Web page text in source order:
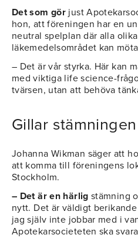
Det som gör just
hon, att föreningen har en
neutral spelplan där alla
läkemedelsområdet kan
– Det är vår styrka. Här kan
med viktiga life science-
tvärsen, utan att behöva
Gillar
Johanna Wikman säger att
att komma till föreningens
Stockholm.
– Det är en härlig stämning
nytt. Det är väldigt
jag själv inte jobbar med i
Apotekarsocieteten ska